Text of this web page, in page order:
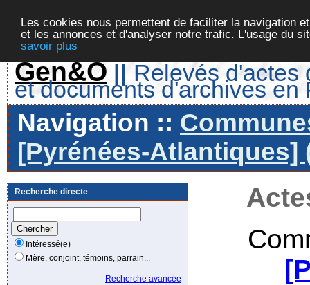
Les cookies nous permettent de faciliter la navigation
et les annonces et d'analyser notre trafic. L'usage du
savoir plus
Gen&O || Relevés d'actes
et documents d'archives en
Navigation ::
[Pyrénées-Atlantiques]
Recherche directe
Intéressé(e)
Mère, conjoint, témoins, parrain...
Recherche avancée